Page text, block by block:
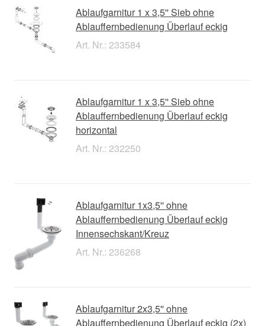
Ablaufgarnitur 1 x 3,5'' Sieb ohne
Ablauffernbedienung Überlauf eckig
Art. Nr.: 233584
Ablaufgarnitur 1 x 3,5'' Sieb ohne
Ablauffernbedienung Überlauf eckig
horizontal
Art. Nr.: 232250
Ablaufgarnitur 1x3,5'' ohne
Ablauffernbedienung Überlauf eckig
Innensechskant/Kreuz
Art. Nr.: 236268
Ablaufgarnitur 2x3,5'' ohne
Ablauffernbedienung Überlauf eckig (2x)